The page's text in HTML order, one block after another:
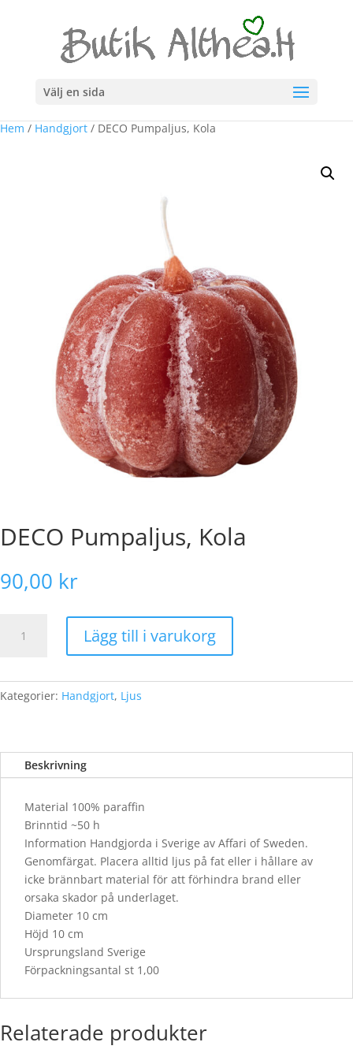
Välj en sida
Hem / Handgjort / DECO Pumpaljus, Kola
DECO Pumpaljus, Kola
90,00 kr
Pumpaljus,
Lägg till i varukorg
Kategorier: Handgjort, Ljus
Beskrivning
Material 100% paraffin
Brinntid ~50 h
Information Handgjorda i Sverige av Affari of Sweden.
Genomfärgat. Placera alltid ljus på fat eller i hållare av
icke brännbart material för att förhindra brand eller
orsaka skador på underlaget.
Diameter 10 cm
Höjd 10 cm
Ursprungsland Sverige
Förpackningsantal st 1,00
Relaterade produkter